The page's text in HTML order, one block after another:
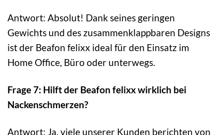
Antwort: Absolut! Dank seines geringen
Gewichts und des zusammenklappbaren Designs
ist der Beafon felixx ideal für den Einsatz im
Home Office, Büro oder unterwegs.
Frage 7: Hilft der Beafon felixx wirklich bei
Nackenschmerzen?
Antwort: Ja, viele unserer Kunden berichten von